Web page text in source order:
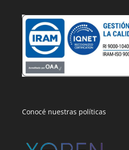
Conocé nuestras políticas